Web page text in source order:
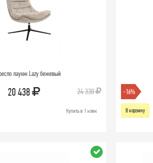
лаунж Lazy бежевый
20 438 24 330
Купить в 1 клик
-16%
В корзину